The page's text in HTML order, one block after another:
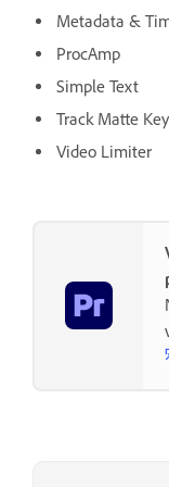
Metadata &
ProcAmp
Simple Text
Track Matte Key
Video Limiter